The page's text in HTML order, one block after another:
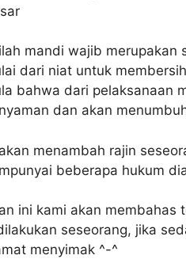
mandi wajib
dari niat untuk
bahwa dari pelaksanaan
dan akan
menambah rajin
beberapa hukum
ini kami akan
seseorang, jika
menyimak ^-^